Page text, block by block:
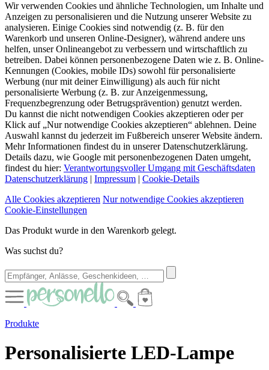
Wir verwenden Cookies und ähnliche Technologien, um Inhalte und
Anzeigen zu personalisieren und die Nutzung unserer Website zu
analysieren. Einige Cookies sind notwendig (z. B. für den
Warenkorb und unseren Online-Designer), während andere uns
helfen, unser Onlineangebot zu verbessern und wirtschaftlich zu
betreiben. Dabei können personenbezogene Daten wie z. B. Online-
Kennungen (Cookies, mobile IDs) sowohl für personalisierte
Werbung (nur mit deiner Einwilligung) als auch für nicht
personalisierte Werbung (z. B. zur Anzeigenmessung,
Frequenzbegrenzung oder Betrugsprävention) genutzt werden.
Du kannst die nicht notwendigen Cookies akzeptieren oder per
Klick auf „Nur notwendige Cookies akzeptieren“ ablehnen. Deine
Auswahl kannst du jederzeit im Fußbereich unserer Website ändern.
Mehr Informationen findest du in unserer Datenschutzerklärung.
Details dazu, wie Google mit personenbezogenen Daten umgeht,
findest du hier: Verantwortungsvoller Umgang mit Geschäftsdaten
Datenschutzerklärung | Impressum | Cookie-Details
Alle Cookies akzeptieren Nur notwendige Cookies akzeptieren
Cookie-Einstellungen
Das Produkt wurde in den Warenkorb gelegt.
Was suchst du?
Produkte
Personalisierte LED-Lampe